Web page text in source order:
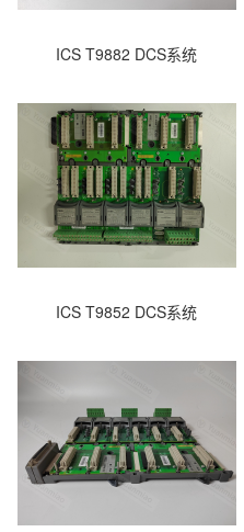
ICS T9882 DCS系统
ICS T9852 DCS系统